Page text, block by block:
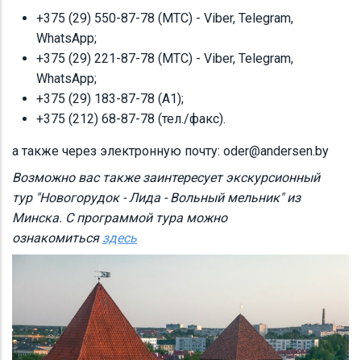
+375 (29) 550-87-78 (МТС) - Viber, Telegram,
WhatsApp;
+375 (29) 221-87-78‬ (МТС) - Viber, Telegram,
WhatsApp;
+375 (29) 183-87-78 (А1);
+375 (212) 68-87-78 (тел./факс).
а также через электронную почту: oder@andersen.by
Возможно вас также заинтересует экскурсионный
тур "Новогорудок - Лида - Вольный мельник" из
Минска. С программой тура можно
ознакомиться здесь